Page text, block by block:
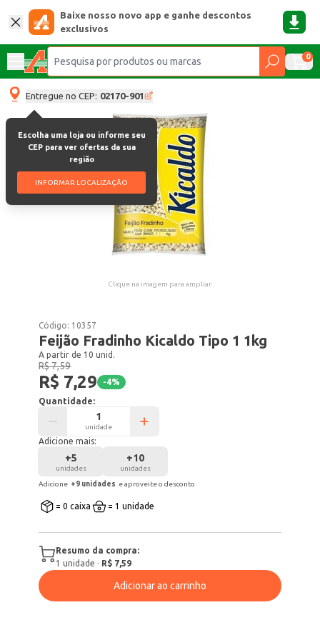
Baixe nosso novo app e ganhe descontos
exclusivos
0
Entregue no CEP: 02170-901
Escolha uma loja ou informe seu
CEP para ver ofertas da sua
região
INFORMAR LOCALIZAÇÃO
Clique na imagem para ampliar.
Código: 10357
Feijão Fradinho Kicaldo Tipo 1 1kg
A partir de 10 unid.
R$ 7,59
R$ 7,29 -4%
Quantidade:
unidade
Adicione mais:
+5
unidades
+10
unidades
Adicione +9 unidades e aproveite o desconto
= 0 caixa = 1 unidade
Resumo da compra:
1 unidade · R$ 7,59
Adicionar ao carrinho